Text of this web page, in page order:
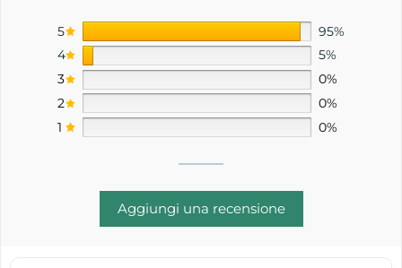
5
95%
4
5%
3
0%
2
0%
1
0%
Aggiungi una recensione